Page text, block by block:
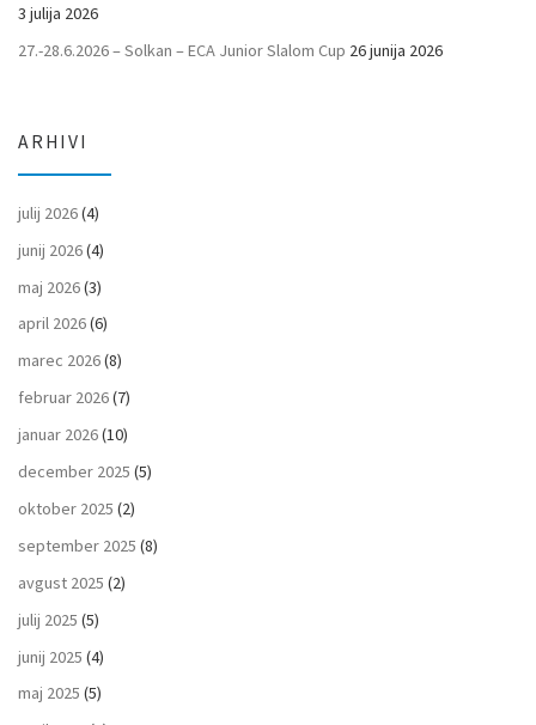
3 julija 2026
27.-28.6.2026 – Solkan – ECA Junior Slalom Cup 26 junija 2026
ARHIVI
julij 2026(4)
junij 2026(4)
maj 2026(3)
april 2026(6)
marec 2026(8)
februar 2026(7)
januar 2026(10)
december 2025 (5)
oktober 2025 (2)
september 2025 (8)
avgust 2025 (2)
julij 2025 (5)
junij 2025 (4)
maj 2025 (5)